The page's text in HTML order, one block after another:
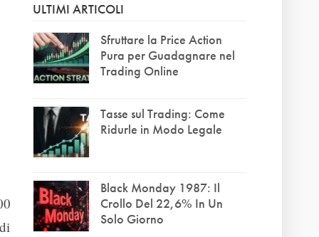
ULTIMI ARTICOLI
Sfruttare la Price Action
Pura per Guadagnare nel
Trading Online
Tasse sul Trading: Come
Ridurle in Modo Legale
Black Monday 1987: Il
Crollo Del 22,6% In Un
Solo Giorno